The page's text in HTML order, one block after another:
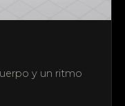
y un ritmo